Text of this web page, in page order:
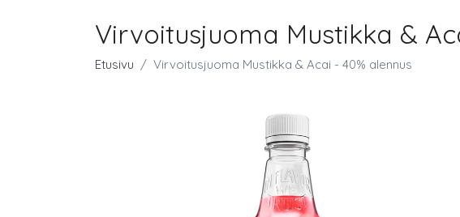
Virvoitusjuoma Mustikka &
Etusivu Virvoitusjuoma Mustikka & Acai - 40% alennus